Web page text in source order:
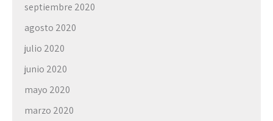
septiembre 2020
agosto 2020
julio 2020
junio 2020
mayo 2020
marzo 2020